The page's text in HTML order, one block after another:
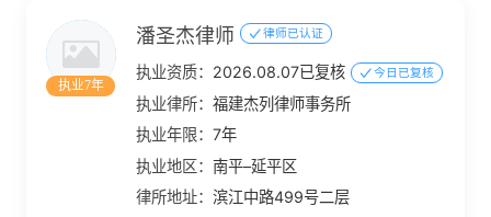
执业7年
潘圣杰律师 律师已认证
执业资质： 2026.08.07已复核 今日已复核
执业律所：福建杰列律师事务所
执业年限：7年
执业地区：南平–延平区
律所地址：滨江中路499号二层